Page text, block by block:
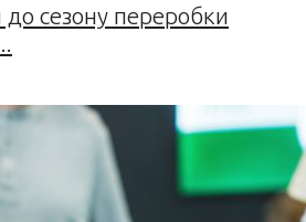
до сезону переробки